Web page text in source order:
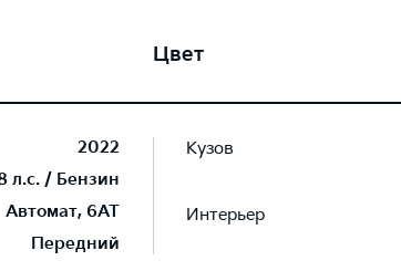
2022
л.с. / Бензин
Автомат, 6AT
Передний
Цвет
Кузов
Интерьер